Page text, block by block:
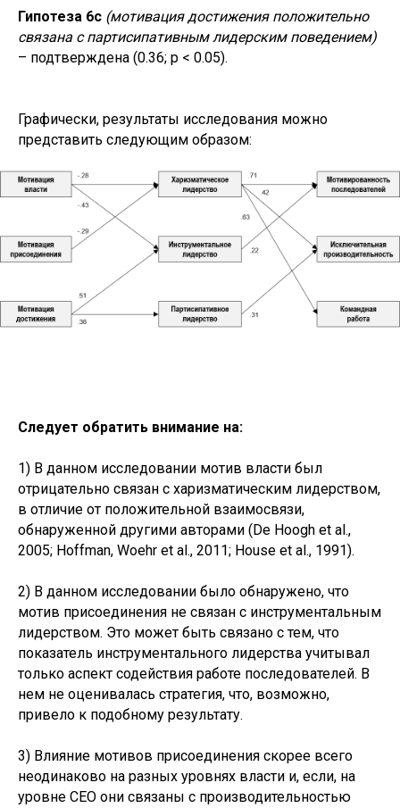
Гипотеза 6c (мотивация достижения положительно
связана с партисипативным лидерским поведением)
– подтверждена (0.36; p < 0.05).
Графически, результаты исследования можно
представить следующим образом:
Следует обратить внимание на:
1) В данном исследовании мотив власти был
отрицательно связан с харизматическим лидерством,
в отличие от положительной взаимосвязи,
обнаруженной другими авторами (De Hoogh et al.,
2005; Hoffman, Woehr et al., 2011; House et al., 1991).
2) В данном исследовании было обнаружено, что
мотив присоединения не связан с инструментальным
лидерством. Это может быть связано с тем, что
показатель инструментального лидерства учитывал
только аспект содействия работе последователей. В
нем не оценивалась стратегия, что, возможно,
привело к подобному результату.
3) Влияние мотивов присоединения скорее всего
неодинаково на разных уровнях власти и, если, на
уровне CEO они связаны с производительностью